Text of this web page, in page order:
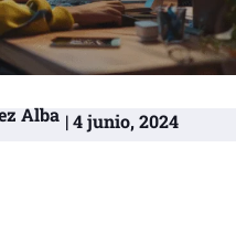
Alba | 4 junio, 2024